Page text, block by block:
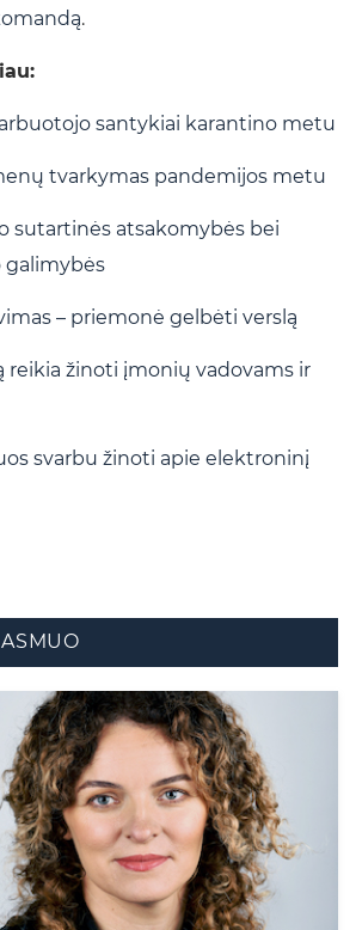
.
santykiai karantino metu
tvarkymas pandemijos metu
sutartinės atsakomybės bei
– priemonė gelbėti verslą
reikia žinoti įmonių vadovams ir
svarbu žinoti apie elektroninį